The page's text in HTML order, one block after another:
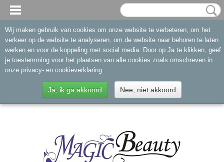
Wij maken gebruik van cookies om onze website te verbeteren, om het
verkeer op de website te analyseren, om de website naar behoren te laten
werken en voor de koppeling met social media. Door op Ja te klikken, geef
je toestemming voor het plaatsen van alle cookies zoals omschreven in
onze privacy- en cookieverklaring.
Ja, ik ga akkoord Nee, niet akkoord